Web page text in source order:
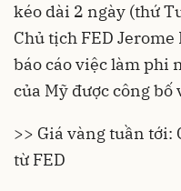
kéo dài 2 ngày (thứ
Chủ tịch FED
báo cáo việc làm phi
của Mỹ được công bố
>> Giá vàng tuần
từ FED